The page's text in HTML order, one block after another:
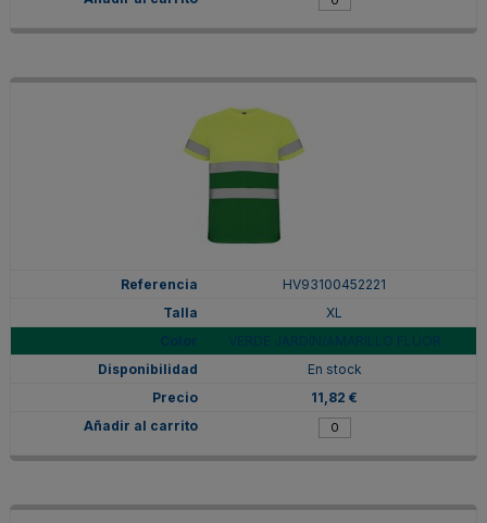
HV93100452221
XL
En stock
11,82 €